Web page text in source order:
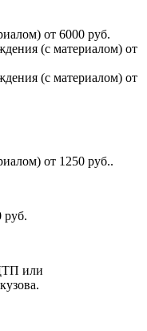
от 6000 руб.
(с материалом) от
(с материалом) от
от 1250 руб..
руб.
или